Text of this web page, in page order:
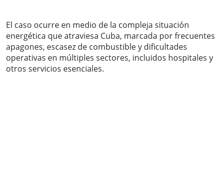
El caso ocurre en medio de la compleja situación
energética que atraviesa Cuba, marcada por frecuentes
apagones, escasez de combustible y dificultades
operativas en múltiples sectores, incluidos hospitales y
otros servicios esenciales.